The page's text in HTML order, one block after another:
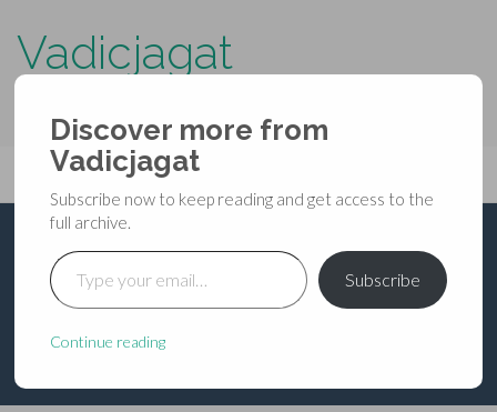
Vadicjagat
Primary
Menu
content
Vadicjagat
शिवमहापुराण —
शतरुद्रसंहिता — अध्याय 37
Discover more from
Vadicjagat
Subscribe now to keep reading and get access to the
full archive.
Type your email…
Subscribe
Continue reading